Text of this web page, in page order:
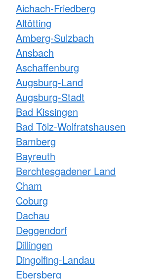
Aichach-Friedberg
Altötting
Amberg-Sulzbach
Ansbach
Aschaffenburg
Augsburg-Land
Augsburg-Stadt
Bad Kissingen
Bad Tölz-Wolfratshausen
Bamberg
Bayreuth
Berchtesgadener Land
Cham
Coburg
Dachau
Deggendorf
Dillingen
Dingolfing-Landau
Ebersberg